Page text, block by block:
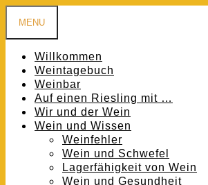
MENU
Willkommen
Weintagebuch
Weinbar
Auf einen Riesling mit …
Wir und der Wein
Wein und Wissen
Weinfehler
Wein und Schwefel
Lagerfähigkeit von Wein
Wein und Gesundheit